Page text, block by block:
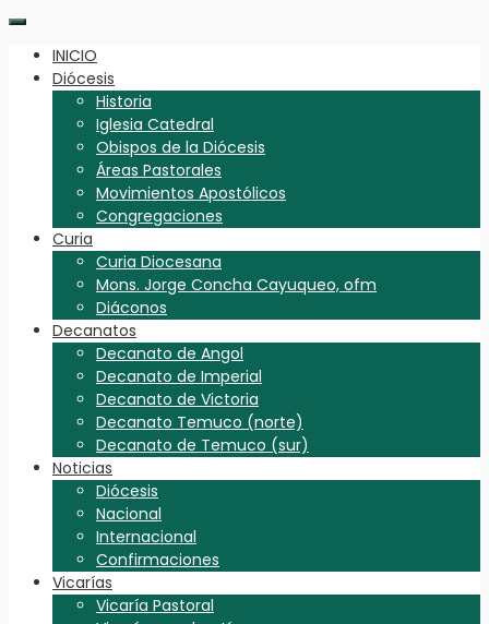
INICIO
Diócesis
Historia
Iglesia Catedral
Obispos de la Diócesis
Áreas Pastorales
Movimientos Apostólicos
Congregaciones
Curia
Curia Diocesana
Mons. Jorge Concha Cayuqueo, ofm
Diáconos
Decanatos
Decanato de Angol
Decanato de Imperial
Decanato de Victoria
Decanato Temuco (norte)
Decanato de Temuco (sur)
Noticias
Diócesis
Nacional
Internacional
Confirmaciones
Vicarías
Vicaría Pastoral